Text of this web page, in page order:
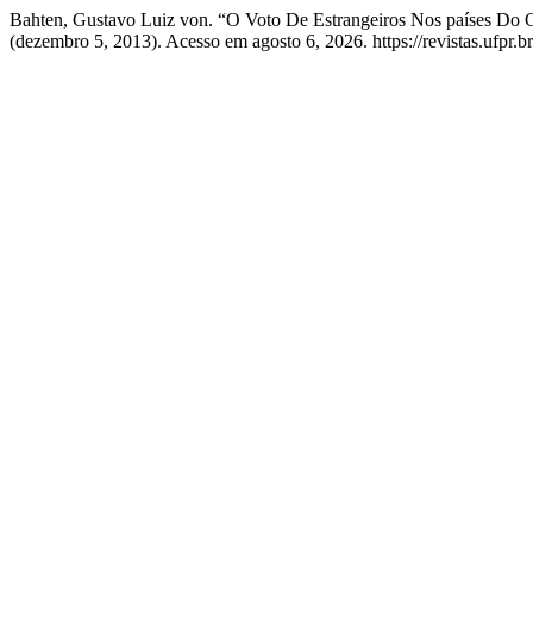
Bahten, Gustavo Luiz von. “O Voto De Estrangeiros Nos países
(dezembro 5, 2013). Acesso em agosto 6, 2026. https://